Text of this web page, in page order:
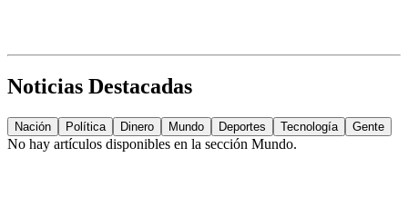
Noticias Destacadas
Nación Política Dinero Mundo Deportes Tecnología Gente
No hay artículos disponibles en la sección Mundo.